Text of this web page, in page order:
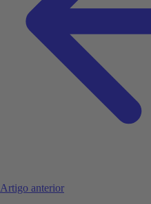
Artigo anterior